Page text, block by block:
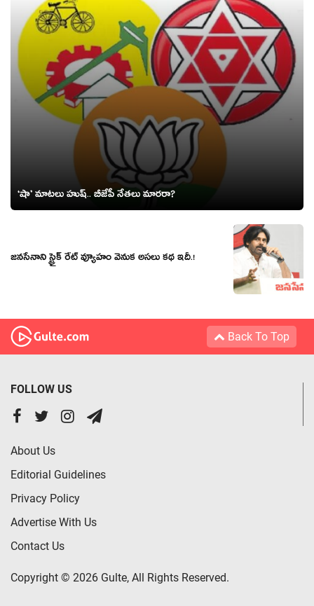
‘షా’ మాట‌లు హుష్‌.. బీజేపీ నేత‌లు మార‌రా?
జనసేనాని స్ట్రైక్ రేట్ వ్యూహం వెనుక అసలు కథ ఇదీ.!
Back To Top
FOLLOW US
About Us
Editorial Guidelines
Privacy Policy
Advertise With Us
Contact Us
Copyright © 2026 Gulte, All Rights Reserved.